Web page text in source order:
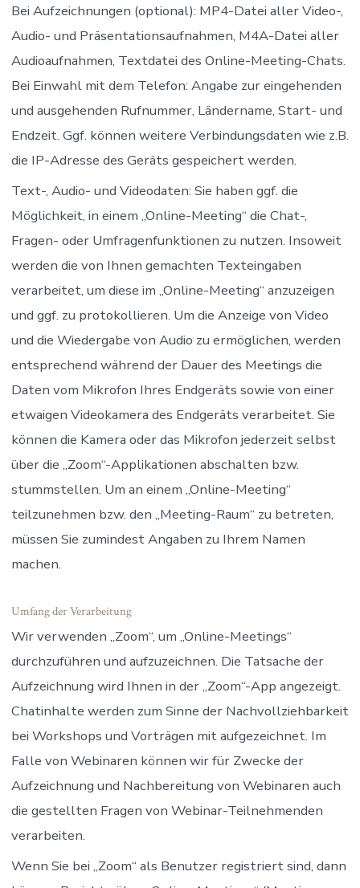
Bei Aufzeichnungen (optional): MP4-Datei aller Video-,
Audio- und Präsentationsaufnahmen, M4A-Datei aller
Audioaufnahmen, Textdatei des Online-Meeting-Chats.
Bei Einwahl mit dem Telefon: Angabe zur eingehenden
und ausgehenden Rufnummer, Ländername, Start- und
Endzeit. Ggf. können weitere Verbindungsdaten wie z.B.
die IP-Adresse des Geräts gespeichert werden.
Text-, Audio- und Videodaten: Sie haben ggf. die
Möglichkeit, in einem „Online-Meeting“ die Chat-,
Fragen- oder Umfragenfunktionen zu nutzen. Insoweit
werden die von Ihnen gemachten Texteingaben
verarbeitet, um diese im „Online-Meeting“ anzuzeigen
und ggf. zu protokollieren. Um die Anzeige von Video
und die Wiedergabe von Audio zu ermöglichen, werden
entsprechend während der Dauer des Meetings die
Daten vom Mikrofon Ihres Endgeräts sowie von einer
etwaigen Videokamera des Endgeräts verarbeitet. Sie
können die Kamera oder das Mikrofon jederzeit selbst
über die „Zoom“-Applikationen abschalten bzw.
stummstellen. Um an einem „Online-Meeting“
teilzunehmen bzw. den „Meeting-Raum“ zu betreten,
müssen Sie zumindest Angaben zu Ihrem Namen
machen.
Umfang der Verarbeitung
Wir verwenden „Zoom“, um „Online-Meetings“
durchzuführen und aufzuzeichnen. Die Tatsache der
Aufzeichnung wird Ihnen in der „Zoom“-App angezeigt.
Chatinhalte werden zum Sinne der Nachvollziehbarkeit
bei Workshops und Vorträgen mit aufgezeichnet. Im
Falle von Webinaren können wir für Zwecke der
Aufzeichnung und Nachbereitung von Webinaren auch
die gestellten Fragen von Webinar-Teilnehmenden
verarbeiten.
Wenn Sie bei „Zoom“ als Benutzer registriert sind, dann